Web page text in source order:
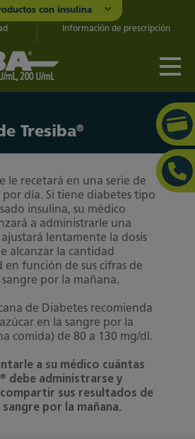
con insulina
Información de prescripción
Tresiba®
le recetará en una serie de
día. Si tiene diabetes tipo
insulina, su médico
a administrarle una
ajustará lentamente la dosis
alcanzar la cantidad
en función de sus cifras de
por la mañana.
de Diabetes recomienda
en la sangre por la
comida) de 80 a 130 mg/dl.
a su médico cuántas
®
debe administrarse y
sus resultados de
por la mañana.